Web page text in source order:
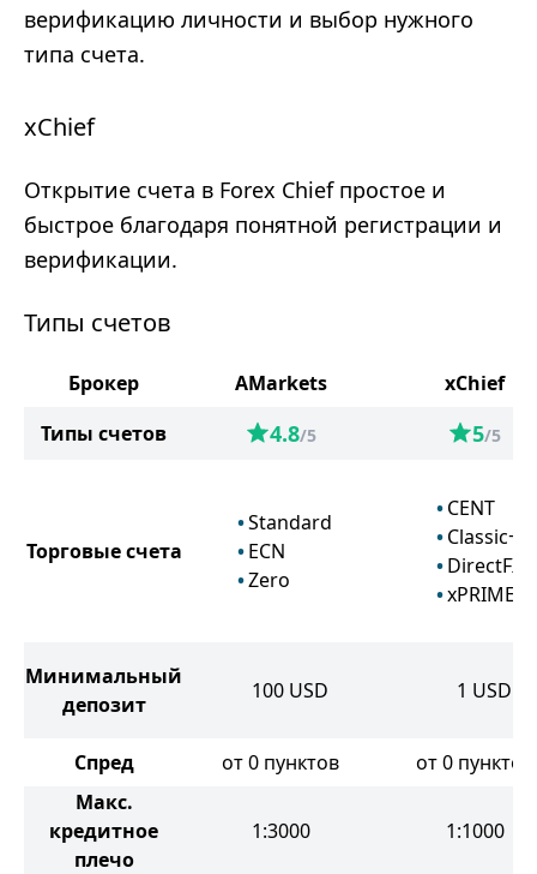
верификацию личности и выбор нужного
типа счета.
xChief
Открытие счета в Forex Chief простое и
быстрое благодаря понятной регистрации и
верификации.
Типы счетов
Брокер AMarkets
xChief
Типы счетов
4.8/5 5/5
Торговые счета
Standard
ECN
Zero
CENT
Classic+
DirectFX
xPRIME
Минимальный
депозит
100 USD 1 USD
Спред от 0 пунктов
от 0 пунктов
Макс.
кредитное
плечо
1:3000 1:1000